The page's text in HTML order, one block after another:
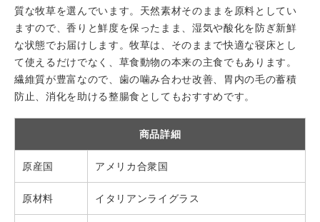
質な牧草を選んでいます。天然素材そのままを原料としてい
ますので、香りと鮮度を保ったまま、湿気や酸化を防ぎ新鮮
な状態でお届けします。牧草は、そのままで快適な寝床とし
て使えるだけでなく、草食動物の本来の主食でもあります。
繊維質が豊富なので、歯の噛み合わせ改善、胃内の毛の蓄積
防止、消化を助ける整腸食としてもおすすめです。
商品詳細
原産国 アメリカ合衆国
原材料 イタリアンライグラス